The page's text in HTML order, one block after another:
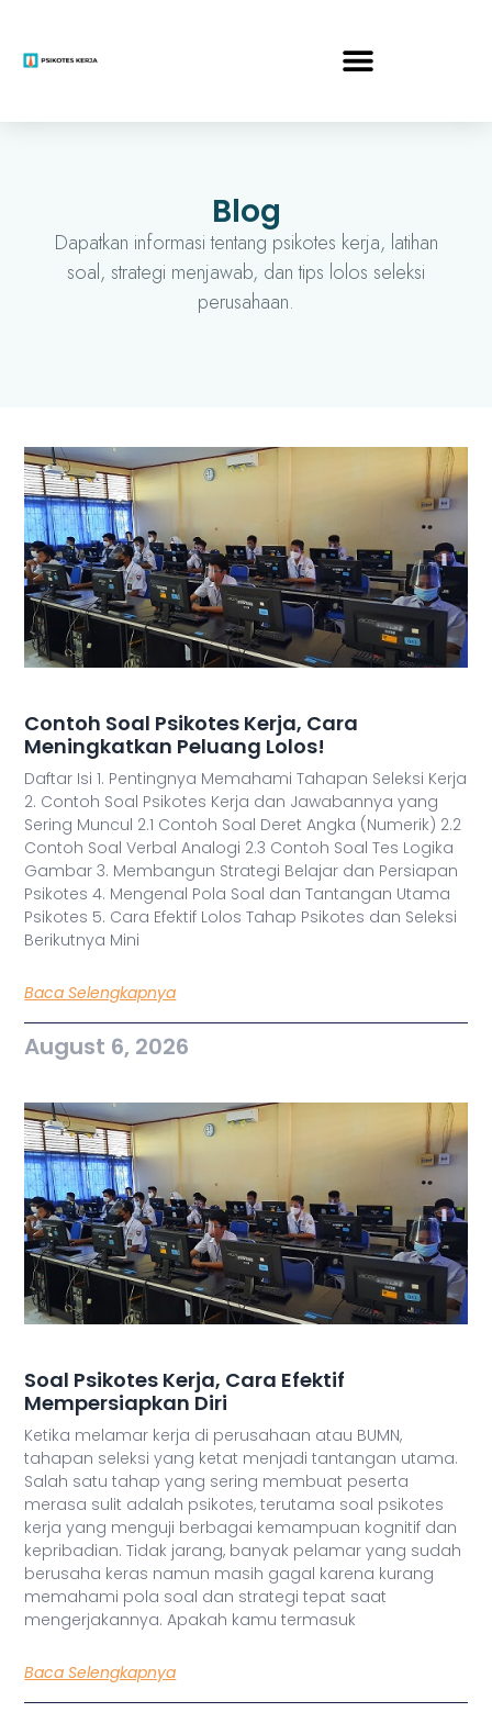
Blog
Dapatkan informasi tentang psikotes kerja, latihan
soal, strategi menjawab, dan tips lolos seleksi
perusahaan.
Contoh Soal Psikotes Kerja, Cara
Meningkatkan Peluang Lolos!
Daftar Isi 1. Pentingnya Memahami Tahapan Seleksi Kerja
2. Contoh Soal Psikotes Kerja dan Jawabannya yang
Sering Muncul 2.1 Contoh Soal Deret Angka (Numerik) 2.2
Contoh Soal Verbal Analogi 2.3 Contoh Soal Tes Logika
Gambar 3. Membangun Strategi Belajar dan Persiapan
Psikotes 4. Mengenal Pola Soal dan Tantangan Utama
Psikotes 5. Cara Efektif Lolos Tahap Psikotes dan Seleksi
Berikutnya Mini
Baca Selengkapnya
August 6, 2026
Soal Psikotes Kerja, Cara Efektif
Mempersiapkan Diri
Ketika melamar kerja di perusahaan atau BUMN,
tahapan seleksi yang ketat menjadi tantangan utama.
Salah satu tahap yang sering membuat peserta
merasa sulit adalah psikotes, terutama soal psikotes
kerja yang menguji berbagai kemampuan kognitif dan
kepribadian. Tidak jarang, banyak pelamar yang sudah
berusaha keras namun masih gagal karena kurang
memahami pola soal dan strategi tepat saat
mengerjakannya. Apakah kamu termasuk
Baca Selengkapnya